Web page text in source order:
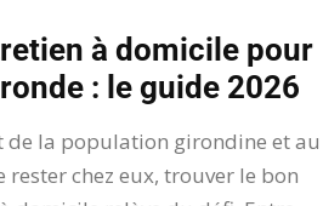
à domicile pour
: le guide 2026
de la population girondine et au
rester chez eux, trouver le bon